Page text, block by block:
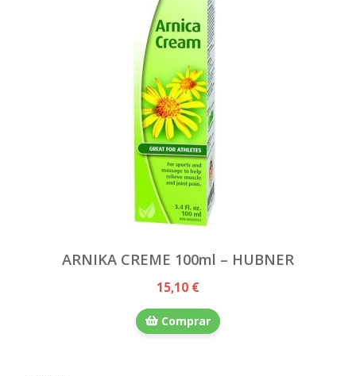
ARNIKA CREME 100ml – HUBNER
15,10 €
Comprar